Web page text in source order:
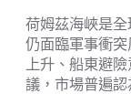
荷姆茲海峽是
仍面臨軍事衝
上升、船東避
議，市場普遍